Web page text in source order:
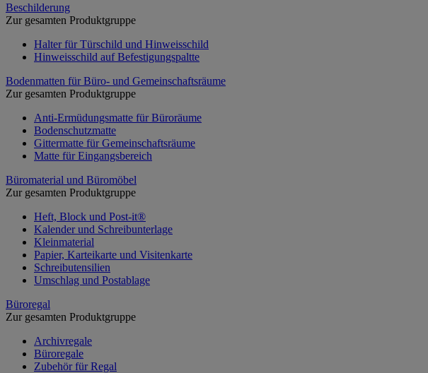
Beschilderung
Zur gesamten Produktgruppe
Halter für Türschild und Hinweisschild
Hinweisschild auf Befestigungspaltte
Bodenmatten für Büro- und Gemeinschaftsräume
Zur gesamten Produktgruppe
Anti-Ermüdungsmatte für Büroräume
Bodenschutzmatte
Gittermatte für Gemeinschaftsräume
Matte für Eingangsbereich
Büromaterial und Büromöbel
Zur gesamten Produktgruppe
Heft, Block und Post-it®
Kalender und Schreibunterlage
Kleinmaterial
Papier, Karteikarte und Visitenkarte
Schreibutensilien
Umschlag und Postablage
Büroregal
Zur gesamten Produktgruppe
Archivregale
Büroregale
Zubehör für Regal